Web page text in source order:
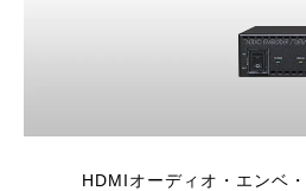
HDMIオーディオ・エンベ